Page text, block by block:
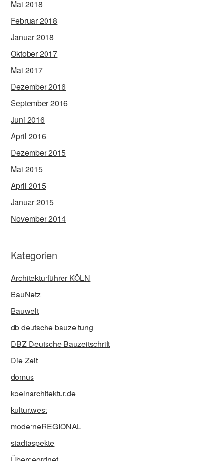
Mai 2018
Februar 2018
Januar 2018
Oktober 2017
Mai 2017
Dezember 2016
September 2016
Juni 2016
April 2016
Dezember 2015
Mai 2015
April 2015
Januar 2015
November 2014
Kategorien
Architekturführer KÖLN
BauNetz
Bauwelt
db deutsche bauzeitung
DBZ Deutsche Bauzeitschrift
Die Zeit
domus
koelnarchitektur.de
kultur.west
moderneREGIONAL
stadtaspekte